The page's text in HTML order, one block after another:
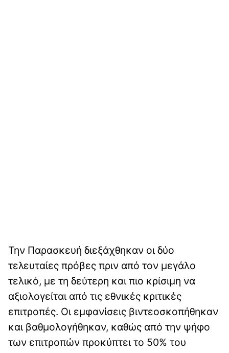
Την Παρασκευή διεξάχθηκαν οι δύο
τελευταίες πρόβες πριν από τον μεγάλο
τελικό, με τη δεύτερη και πιο κρίσιμη να
αξιολογείται από τις εθνικές κριτικές
επιτροπές. Οι εμφανίσεις βιντεοσκοπήθηκαν
και βαθμολογήθηκαν, καθώς από την ψήφο
των επιτροπών προκύπτει το 50% του